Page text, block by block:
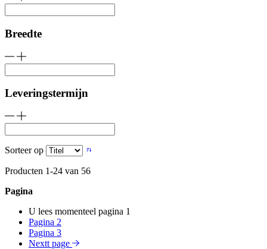
Breedte
Leveringstermijn
Sorteer op
Producten 1-24 van 56
Pagina
U lees momenteel pagina 1
Pagina 2
Pagina 3
Nextt page